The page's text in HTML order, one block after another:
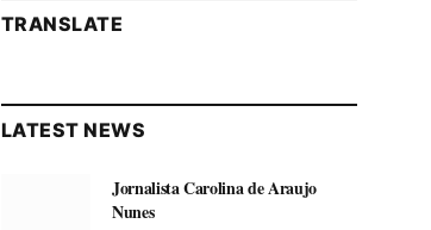
TRANSLATE
LATEST NEWS
Jornalista Carolina de Araujo
Nunes